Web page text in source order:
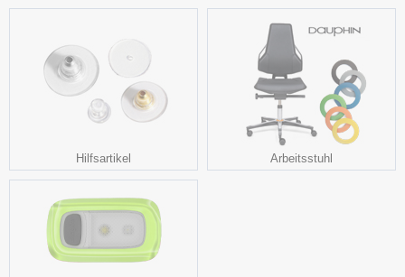
Hilfsartikel Arbeitsstuhl